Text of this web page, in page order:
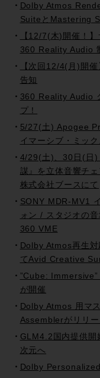
Dolby Atmos
SuiteとMastering
【12/7(木)開催！
360 Reality Audio
【次回12/4(月)開
告知
360 Reality Audio
プ！
5/27(土) Apogee
イマーシブ・ミッ
4/29(土)、30日(日)
謀』を立体音響チ
株式会社ブースにて
SONY MDR-MV1
ォン / スタジオの
360 VME
Dolby Atmos再生
てAvid Creative
”Cube:
が開催
Dolby Atmos 用マ
Assemblerがリリ
GLM4.2国内提供開
次元へ
Dolby